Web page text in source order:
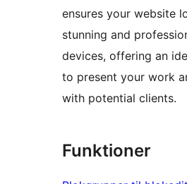
ensures your website
stunning and
devices, offering an
to present your work
with potential clients.
Funktioner